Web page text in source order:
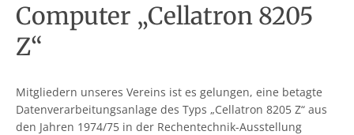
Computer „Cellatron 8205
Z“
Mitgliedern unseres Vereins ist es gelungen, eine betagte
Datenverarbeitungsanlage des Typs „Cellatron 8205 Z“ aus
den Jahren 1974/75 in der Rechentechnik-Ausstellung